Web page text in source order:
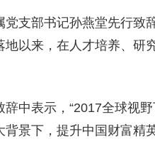
支部书记孙燕堂先行致
以来，在人才培养、研
中表示，“2017全球视
景下，提升中国财富精